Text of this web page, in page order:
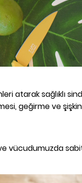
atarak sağlıklı
geğirme ve
ve vücudumuzda